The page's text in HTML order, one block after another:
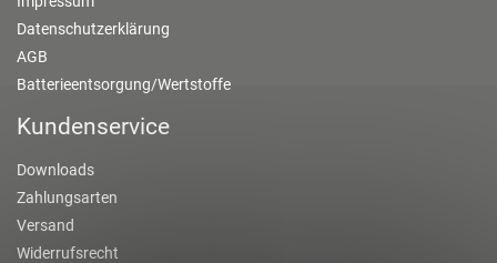
Datenschutzerklärung
AGB
Batterieentsorgung/Wertstoffe
Kundenservice
Downloads
Zahlungsarten
Versand
Widerrufsrecht